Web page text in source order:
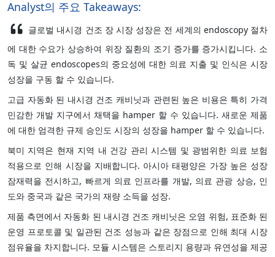
Analyst의 주요 Takeaways:
글로벌 내시경 건조 장 시장 성장은 전 세계의 endoscopy 절차
에 대한 수요가 상승하여 위장 질환의 조기 증가를 증가시킵니다. 소
독 및 살균 endoscopes의 중요성에 대한 의료 지출 및 인식은 시장
성장을 구동 할 수 있습니다.
고급 자동화 된 내시경 건조 캐비닛과 관련된 높은 비용은 특히 가격
민감한 개발 지구에서 채택을 hamper 할 수 있습니다. 새로운 제품
에 대한 엄격한 규제 승인도 시장의 성장을 hamper 할 수 있습니다.
북미 지역은 현재 지역 내 건강 관리 시스템 및 광범위한 의료 보험
적용으로 인해 시장을 지배합니다. 아시아 태평양은 가장 높은 성장
잠재력을 전시하고, 빠르게 의료 인프라를 개발, 의료 관광 상승, 인
도와 중국과 같은 국가의 재량 소득을 성장.
제품 측면에서 자동화 된 내시경 건조 캐비닛은 오염 위험, 표준화 된
운영 프로토콜 및 일관된 건조 성능과 같은 장점으로 인해 최대 시장
점유율을 차지합니다. 모듈 시스템은 스토리지 용량과 유연성을 제공